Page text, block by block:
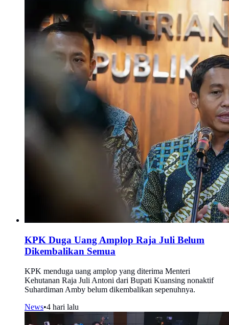
KPK Duga Uang Amplop Raja Juli Belum
Dikembalikan Semua
KPK menduga uang amplop yang diterima Menteri
Kehutanan Raja Juli Antoni dari Bupati Kuansing nonaktif
Suhardiman Amby belum dikembalikan sepenuhnya.
News•4 hari lalu